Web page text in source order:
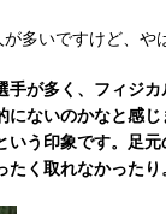
多いですけど、や
が多く、フィジ
にないのかなと感
う印象です。足
く取れなかったり。